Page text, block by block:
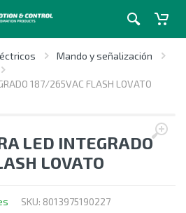
Mando y señalización
187/265VAC FLASH LOVATO
LED INTEGRADO
LOVATO
SKU: 8013975190227